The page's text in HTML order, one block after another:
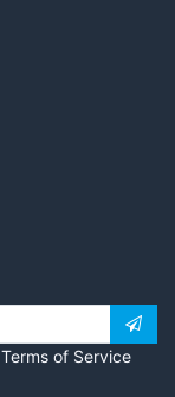
Terms of Service